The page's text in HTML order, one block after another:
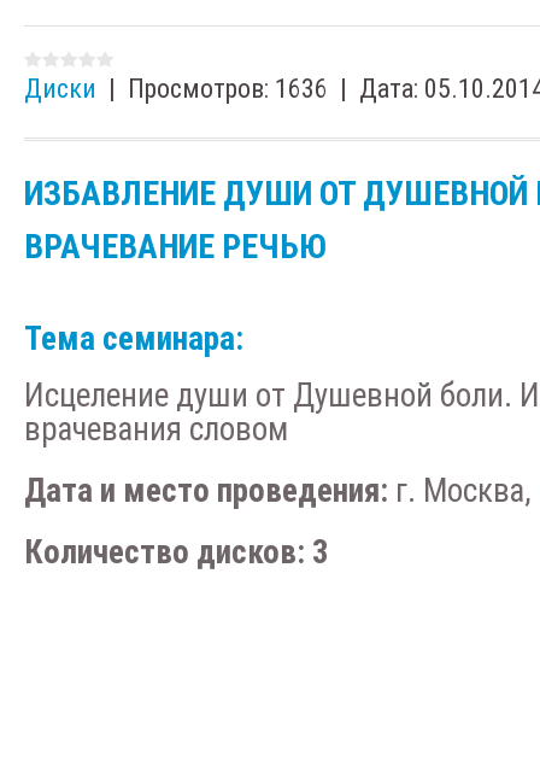
Диски Просмотров: 1636 Дата:
ИЗБАВЛЕНИЕ ДУШИ ОТ ДУШЕВНОЙ
ВРАЧЕВАНИЕ РЕЧЬЮ
Тема семинара:
Исцеление души от Душевной боли.
врачевания словом
Дата и место проведения: г. Москва,
Количество дисков: 3